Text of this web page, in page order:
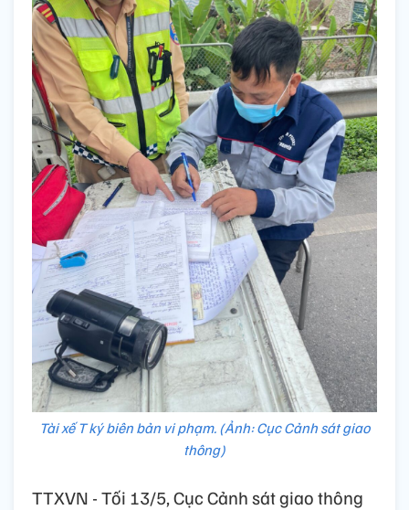
Tài xế T ký biên bản vi phạm. (Ảnh: Cục Cảnh sát giao
thông)
TTXVN - Tối 13/5, Cục Cảnh sát giao thông